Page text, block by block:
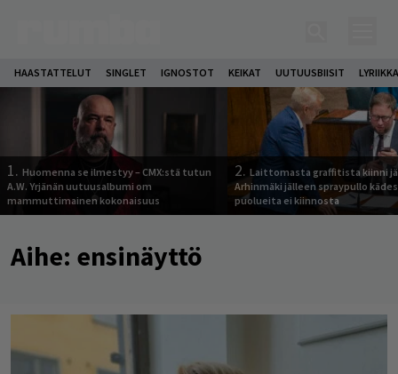
HAASTATTELUT SINGLET IGNOSTOT KEIKAT UUTUUSBIISIT
1. Huomenna se ilmestyy – CMX:stä tutun
A.W. Yrjänän uutuusalbumi om
mammuttimainen kokonaisuus
2. Laittomasta graffitista kiinni
Arhinmäki jälleen spraypullo
puolueita ei kiinnosta
Aihe: ensinäyttö